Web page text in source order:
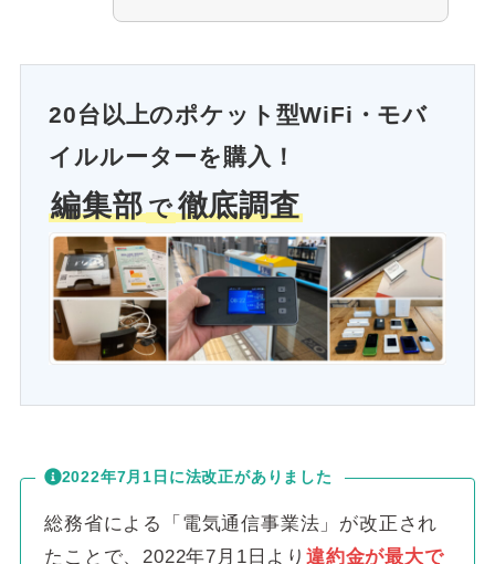
20台以上のポケット型WiFi・モバ
イルルーターを購入！
編集部で徹底調査
2022年7月1日に法改正がありました
総務省による「電気通信事業法」が改正され
たことで、2022年7月1日より違約金が最大で